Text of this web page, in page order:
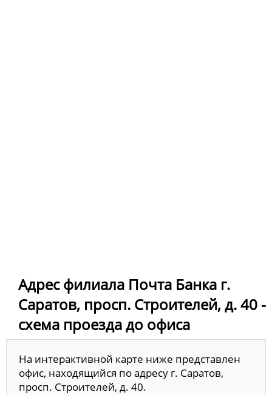
Адрес филиала Почта Банка г.
Саратов, просп. Строителей, д. 40 -
схема проезда до офиса
На интерактивной карте ниже представлен
офис, находящийся по адресу г. Саратов,
просп. Строителей, д. 40.